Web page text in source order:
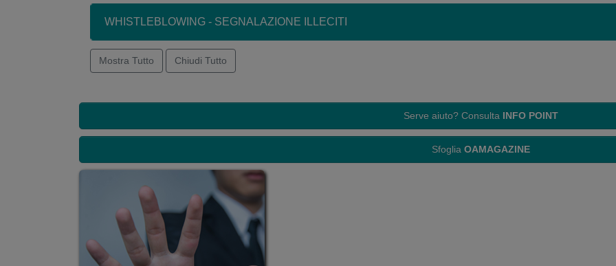
WHISTLEBLOWING - SEGNALAZIONE ILLECITI
Mostra Tutto Chiudi Tutto
Serve aiuto? Consulta INFO POINT
Sfoglia OAMAGAZINE